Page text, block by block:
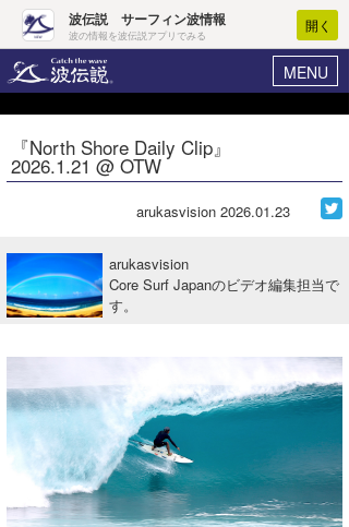
波伝説 サーフィン波情報
波の情報を波伝説アプリでみる
開く
MENU
ヘルプ マイホーム
ログイン
波情報･概況
WAVE HUNTER 波予想ツール
ニュース
サーフィンエリアガイド
会員メニュー
今月のプレゼント
『North Shore Daily Clip』
2026.1.21 @ OTW
arukasvision 2026.01.23
arukasvision
Core Surf Japanのビデオ編集担当で
す。
Core Surf Japan
アート＆エンタメ
ショップ情報
ショップ情報
湘南
ウラナミ
お知らせ